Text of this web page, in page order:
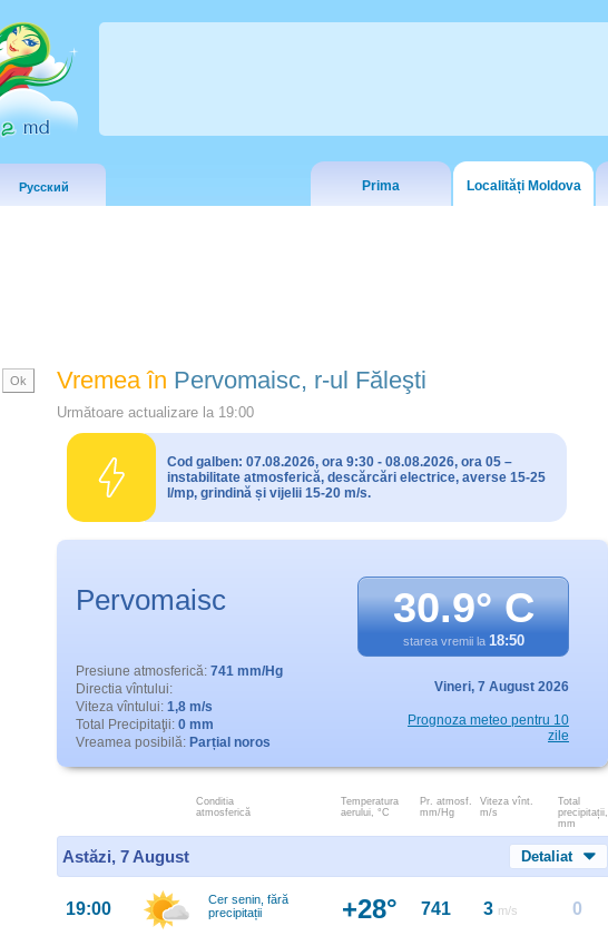
Русский Prima Localități Moldova
Vremea în Pervomaisc, r-ul Făleşti
Următoare actualizare la 19:00
Cod galben: 07.08.2026, ora 9:30 - 08.08.2026, ora 05 –
instabilitate atmosferică, descărcări electrice, averse 15-25
l/mp, grindină și vijelii 15-20 m/s.
Pervomaisc 30.9° C
starea vremii la 18:50
Presiune atmosferică: 741 mm/Hg
Directia vîntului:
Viteza vîntului: 1,8 m/s
Total Precipitaţii: 0 mm
Vreamea posibilă: Parțial noros
Vineri, 7 August 2026
Prognoza meteo pentru 10
zile
Conditia
atmosferică
Temperatura
aerului, °C
Pr. atmosf.
mm/Hg
Viteza vînt.
m/s
Total
precipitații,
mm
Astăzi, 7 August Detaliat
19:00
Cer senin, fără
precipitații
+28° 741 3 m/s 0